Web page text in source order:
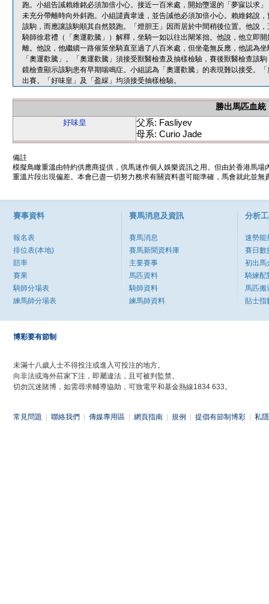
跑。小組告誡賴維銘必須加倍小心。接近一百米處，開始墮退的「夢寐以求
未充分帶離時向外斜跑。小組譴責韋達，並告誡他必須加倍小心。賴維銘說
該駒，而應讓該駒順其自然競跑。「燈胆王」因而居於中間稍後位置。他說
騎師徐君禮（「奧運歡騰」）解釋，坐騎一如以往出閘笨拙。他說，他立即
離。他說，他繼續一路催策坐騎直至過了八百米處，但坐毫無反應，他認為
「奧運歡騰」。「奧運歡騰」須接受獸醫檢查及抽樣檢驗，賽後獸醫檢查該
鏡檢查顯示該駒患有早期喘鳴症。小組認為「奧運歡騰」的表現難以接受。
出賽。「好味皇」及「盈綵」均須接受抽樣檢驗。
勝出馬匹血統
好味皇
父系: Fasliyev
母系: Curio Jade
備註
模擬鳥瞰重溫由特約供應商提供，供馬迷作個人娛樂資訊之用。但由於香港馬
重溫片段出現偏差。本會已盡一切努力務求有關資料盡可能準確，馬會就此並
賽事資料
報名表
排位表(本地)
賠率
賽果
騎師分場表
練馬師分場表
賽馬消息及資訊
賽馬消息
賽馬新聞資料庫
主要賽事
馬匹資料
騎師資料
練馬師資料
分析
速勢能
賽日數
初出馬
騎練配
馬匹搬
貼士指
博彩要有節制
未滿十八歲人士不得投注或進入可投注的地方。
向非法或海外莊家下注，即屬違法，且可被判監禁。
切勿沉迷賭博，如需尋求輔導協助，可致電平和基金熱線1834 633。
常見問題 聯絡我們 傳媒專用區 網頁指南 規例 提倡有節制博彩 私